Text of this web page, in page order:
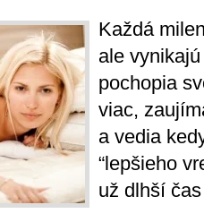
Každá
ale
pochopia
viac,
a vedia
“lepšieho
už dlhší